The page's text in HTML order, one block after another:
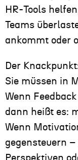
HR-Tools
Teams
ankommt oder
Der
Sie müssen in
Wenn
dann heißt es:
Wenn
gegensteuern
Perspektiven